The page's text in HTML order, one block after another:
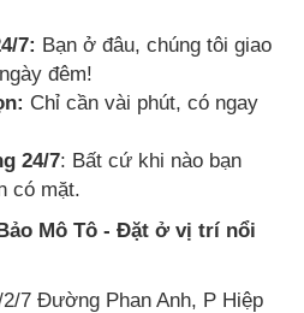
7: Bạn ở đâu, chúng tôi giao
đêm!
Chỉ cần vài phút, có ngay
24/7: Bất cứ khi nào bạn
có mặt.
Mô Tô - Đặt ở vị trí nổi
2/7 Đường Phan Anh, P Hiệp